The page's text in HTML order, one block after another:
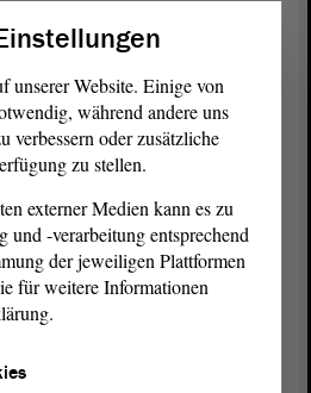
zu 35 Tage stellt auch bei
dem Gewaltschutz doch
und Personal
keine Schutzmaßnahmen
müssen wir als Land mehr
und nicht eine Person
nehmen. Ich glaube, das
haben Sie, Herr
auch keinen Hinweis
unserer Website. Einige von
während andere uns
verbessern oder zusätzliche
zu stellen.
externer Medien kann es zu
und -verarbeitung entsprechend
der jeweiligen Plattformen
für weitere Informationen